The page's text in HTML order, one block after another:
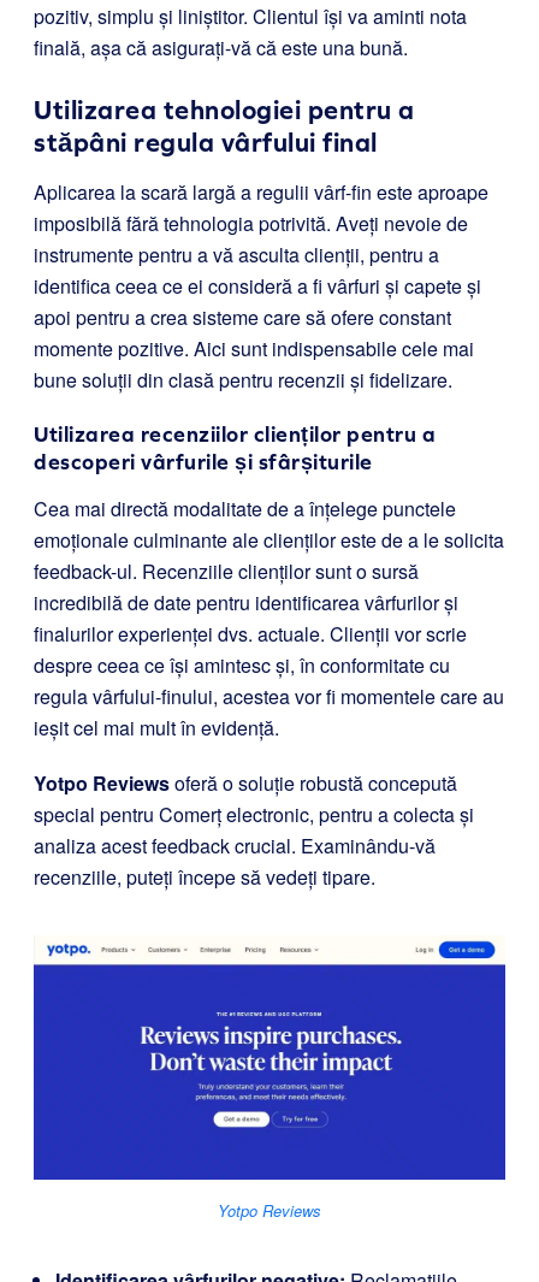
pozitiv, simplu și liniștitor. Clientul își va aminti nota
finală, așa că asigurați-vă că este una bună.
Utilizarea tehnologiei pentru a
stăpâni regula vârfului final
Aplicarea la scară largă a regulii vârf-fin este aproape
imposibilă fără tehnologia potrivită. Aveți nevoie de
instrumente pentru a vă asculta clienții, pentru a
identifica ceea ce ei consideră a fi vârfuri și capete și
apoi pentru a crea sisteme care să ofere constant
momente pozitive. Aici sunt indispensabile cele mai
bune soluții din clasă pentru recenzii și fidelizare.
Utilizarea recenziilor clienților pentru a
descoperi vârfurile și sfârșiturile
Cea mai directă modalitate de a înțelege punctele
emoționale culminante ale clienților este de a le solicita
feedback-ul. Recenziile clienților sunt o sursă
incredibilă de date pentru identificarea vârfurilor și
finalurilor experienței dvs. actuale. Clienții vor scrie
despre ceea ce își amintesc și, în conformitate cu
regula vârfului-finului, acestea vor fi momentele care au
ieșit cel mai mult în evidență.
Yotpo Reviewsoferă o soluție robustă concepută
special pentru Comerț electronic, pentru a colecta și
analiza acest feedback crucial. Examinându-vă
recenziile, puteți începe să vedeți tipare.
Yotpo Reviews